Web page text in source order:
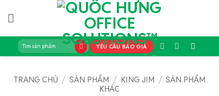
qua
Tìm
kiếm:
YÊU CẦU BÁO GIÁ
TRANG CHỦ / SẢN PHẨM / KING JIM / SẢN PHẨM
KHÁC